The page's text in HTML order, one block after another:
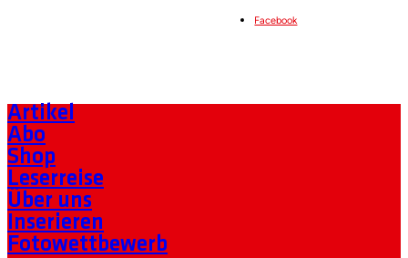
Facebook
Artikel
Abo
Shop
Leserreise
Über uns
Inserieren
Fotowettbewerb